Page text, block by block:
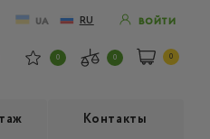
UA RU ВОЙТИ
0 0 0
Контакты